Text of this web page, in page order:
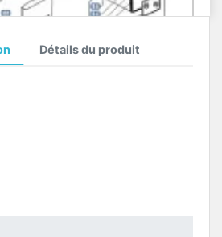
Distributeur Automatique
Détails du produit